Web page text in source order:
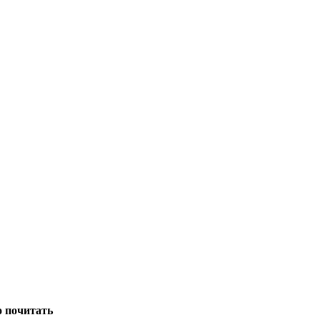
почитать